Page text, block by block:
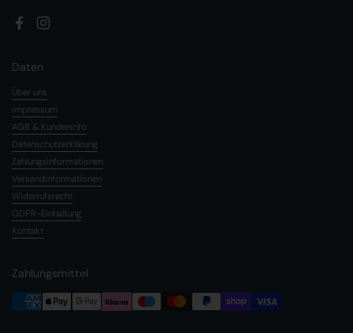
FacebookInstagram
Daten
Über uns
Impressum
AGB & Kundeninfo
Datenschutzerklärung
Zahlungsinformationen
Versandinformationen
Widerrufsrecht
GDPR-Einhaltung
Kontakt
Zahlungsmittel